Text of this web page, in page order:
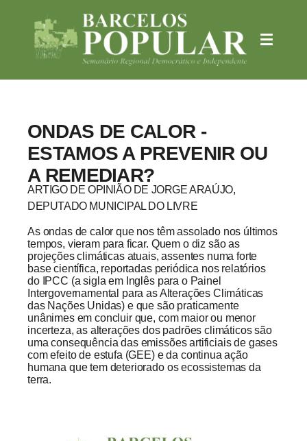
ONDAS DE CALOR -
ESTAMOS A PREVENIR OU
A REMEDIAR?
ARTIGO DE OPINIÃO DE JORGE ARAÚJO,
DEPUTADO MUNICIPAL DO LIVRE
As ondas de calor que nos têm assolado nos últimos
tempos, vieram para ficar. Quem o diz são as
projeções climáticas atuais, assentes numa forte
base científica, reportadas periódica nos relatórios
do IPCC (a sigla em Inglês para o Painel
Intergovernamental para as Alterações Climáticas
das Nações Unidas) e que são praticamente
unânimes em concluir que, com maior ou menor
incerteza, as alterações dos padrões climáticos são
uma consequência das emissões artificiais de gases
com efeito de estufa (GEE) e da continua ação
humana que tem deteriorado os ecossistemas da
terra.